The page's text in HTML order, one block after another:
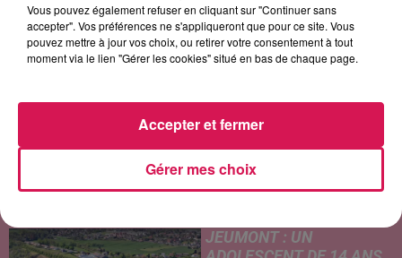
LES ARTICLES LES PLUS CONSULTÉS
D'ORAGES CE LUNDI EN
SAMBRE-AVESNOIS-
Un temps typiquement estival
et changeant concerne nos
l'après-midi et un risque
JEUMONT : UN
Vous pouvez également refuser en cliquant sur "Continuer sans
accepter". Vos préférences ne s'appliqueront que pour ce site. Vous
pouvez mettre à jour vos choix, ou retirer votre consentement à tout
moment via le lien "Gérer les cookies" situé en bas de chaque page.
Gérer mes choix
Accepter et fermer